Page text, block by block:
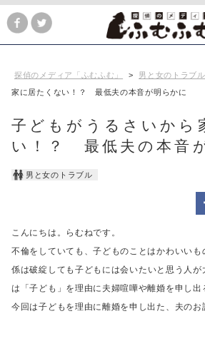
探偵のメディア「ふむふむ」 > 男と女のトラブル
家に居たくない！？ 最低夫の本音が明らかに
子どもがうるさいから
い！？ 最低夫の本音
男と女のトラブル
こんにちは。らむねです。
不倫をしていても、子どものことはかわいい
係は破綻しても 子どもには会いたいと思う人が
は「子ども」を理由に夫婦喧嘩や離婚を申し
今回は子どもを理由に離婚を申し出た、夫のお